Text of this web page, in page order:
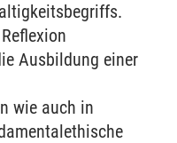
Ausbildung einer
wie auch in